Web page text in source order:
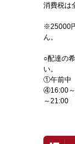
消費税は
※25000
ん。
○配達の
い。
①午前中
④16:00
～21:00